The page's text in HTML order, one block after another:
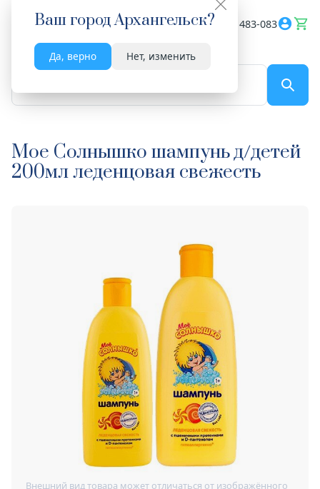
Ваш городАрхангельск?
Да, верно Нет, изменить
Весь сайт 8182 483-083
Мое Солнышко шампунь д/детей
200мл леденцовая свежесть